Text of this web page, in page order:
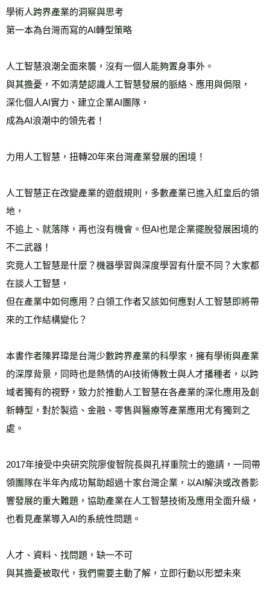
付款後7-11取貨
每筆NT$70，滿NT$799(含以上)免運費
離島宅配
每筆NT$200，滿NT$99,999(含以上)免運費
海外叢書運費
學術人跨界產業的洞察與思考
第一本為台灣而寫的AI轉型策略
人工智慧浪潮全面來襲，沒有一個人能夠置身事外。
與其擔憂，不如清楚認識人工智慧發展的脈絡、應用與侷限，
深化個人AI實力、建立企業AI團隊，
成為AI浪潮中的領先者！
力用人工智慧，扭轉20年來台灣產業發展的困境！
人工智慧正在改變產業的遊戲規則，多數產業已進入紅皇后的領
地，
不追上、就落隊，再也沒有機會。但AI也是企業擺脫發展困境的
不二武器！
究竟人工智慧是什麼？機器學習與深度學習有什麼不同？大家都
在談人工智慧，
但在產業中如何應用？白領工作者又該如何應對人工智慧即將帶
來的工作結構變化？
本書作者陳昇瑋是台灣少數跨界產業的科學家，擁有學術與產業
的深厚背景，同時也是熱情的AI技術傳教士與人才播種者，以跨
域者獨有的視野，致力於推動人工智慧在各產業的深化應用及創
新轉型，對於製造、金融、零售與醫療等產業應用尤有獨到之
處。
2017年接受中央研究院廖俊智院長與孔祥重院士的邀請，一同帶
領團隊在半年內成功幫助超過十家台灣企業，以AI解決或改善影
響發展的重大難題，協助產業在人工智慧技術及應用全面升級，
也看見產業導入AI的系統性問題。
人才、資料、找問題，缺一不可
與其擔憂被取代，我們需要主動了解，立即行動以形塑未來